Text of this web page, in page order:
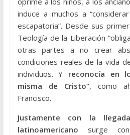
induce a muchos a
escapatoria”. Desde sus
Teología de la Liberación
otras partes a no crear
condiciones reales de la vida
individuos. Y reconocía en
misma de Cristo”, como
Francisco.
Justamente con la
latinoamericano surge